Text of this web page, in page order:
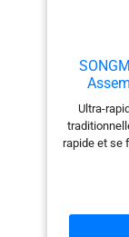
Ultra-
rapide et se
fermée, ce
un espace